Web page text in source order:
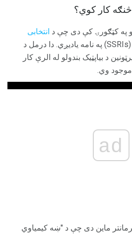
کار کوي؟
په کټګورۍ کې دی چې د انتخابی
(SSRIs) په نامه یاديږي. دا درمل د
د بیاپټیک بندولو له الرې کار
وي.
ad
ماین دی چې د "ښه کیمیاوي